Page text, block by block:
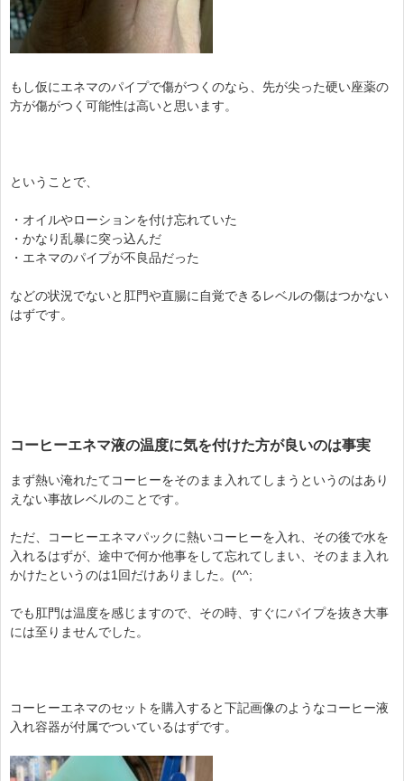
もし仮にエネマのパイプで傷がつくのなら、先が尖った硬い座薬の
方が傷がつく可能性は高いと思います。
ということで、
・オイルやローションを付け忘れていた
・かなり乱暴に突っ込んだ
・エネマのパイプが不良品だった
などの状況でないと肛門や直腸に自覚できるレベルの傷はつかない
はずです。
コーヒーエネマ液の温度に気を付けた方が良いのは事実
まず熱い淹れたてコーヒーをそのまま入れてしまうというのはあり
えない事故レベルのことです。
ただ、コーヒーエネマパックに熱いコーヒーを入れ、その後で水を
入れるはずが、途中で何か他事をして忘れてしまい、そのまま入れ
かけたというのは1回だけありました。(^^;
でも肛門は温度を感じますので、その時、すぐにパイプを抜き大事
には至りませんでした。
コーヒーエネマのセットを購入すると下記画像のようなコーヒー液
入れ容器が付属でついているはずです。